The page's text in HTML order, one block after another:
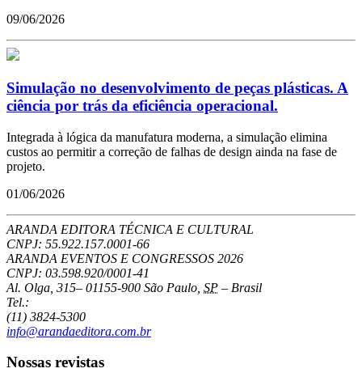
09/06/2026
Simulação no desenvolvimento de peças plásticas. A
ciência por trás da eficiência operacional.
Integrada à lógica da manufatura moderna, a simulação elimina
custos ao permitir a correção de falhas de design ainda na fase de
projeto.
01/06/2026
ARANDA EDITORA TÉCNICA E CULTURAL
CNPJ: 55.922.157.0001-66
ARANDA EVENTOS E CONGRESSOS 2026
CNPJ: 03.598.920/0001-41
Al. Olga, 315– 01155-900 São Paulo SP – Brasil
Tel.:
(11) 3824-5300
info@arandaeditora.com.br
Nossas revistas